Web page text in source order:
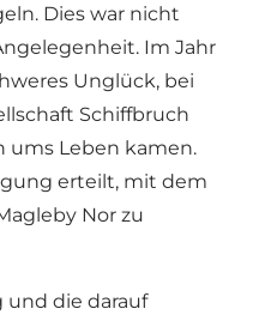
Dies war nicht
Im Jahr
Unglück, bei
Schiffbruch
ums Leben kamen.
erteilt, mit dem
Nor zu
und die darauf